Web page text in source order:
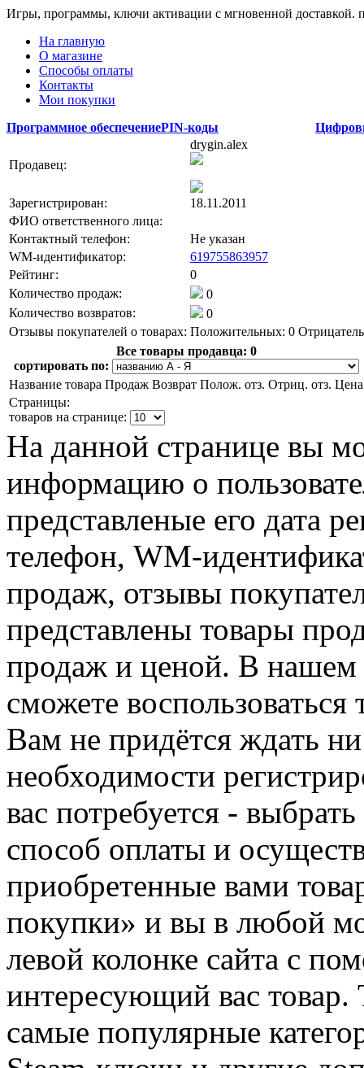
Игры, программы, ключи активации с мгновенной доставкой.
На главную
О магазине
Способы оплаты
Контакты
Мои покупки
Программное обеспечениеPIN-коды
Продавец:
drygin.alex
Зарегистрирован:
18.11.2011
ФИО ответственного лица:
Контактный телефон:
Не указан
WM-идентификатор:
619755863957
Рейтинг:
0
Количество продаж:
0
Количество возвратов:
0
Отзывы покупателей о товарах: Положительных: 0
Все товары продавца: 0
сортировать по:
Название товара Продаж Возврат Полож. отз. Отриц. отз. Цена
Страницы:
товаров на странице:
На данной странице вы
информацию о
представленые его дата
телефон, WM-
продаж, отзывы
представлены товары
продаж и ценой. В нашем
сможете
Вам не придётся ждать
необходимости
вас потребуется -
способ оплаты и
приобретенные вами
покупки» и вы в любой
левой колонке сайта с
интересующий вас
самые популярные